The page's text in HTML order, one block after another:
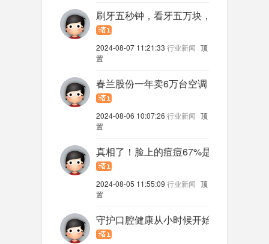
刷牙五秒钟，看牙五万块，你还不如好
2024-08-07 11:21:33 行业新闻 顶
置
春兰股份一年卖6万台空调，靠卖存量别
2024-08-06 10:07:26 行业新闻 顶
置
真相了！脸上的痘痘67%是由螨虫和细
2024-08-05 11:55:09 行业新闻 顶
置
守护口腔健康从小时候开始 儿童几岁能